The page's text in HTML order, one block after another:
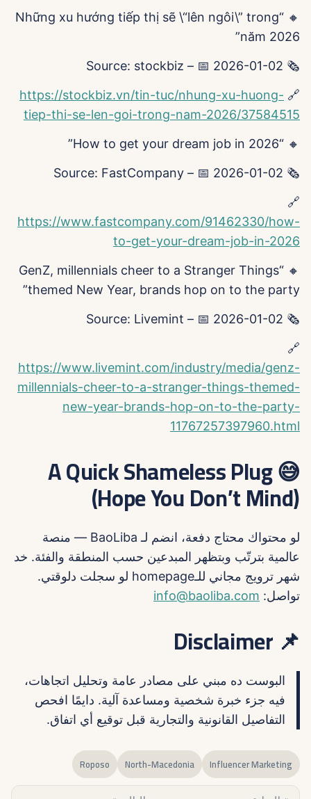
🔸 “Những xu hướng tiếp thị sẽ \“lên ngôi\” trong
năm 2026”
🗞️ Source: stockbiz – 📅 2026-01-02
🔗
https://stockbiz.vn/tin-tuc/nhung-xu-huong-
tiep-thi-se-len-goi-trong-nam-2026/37584515
🔸 “How to get your dream job in 2026”
🗞️ Source: FastCompany – 📅 2026-01-02
🔗
https://www.fastcompany.com/91462330/how-
to-get-your-dream-job-in-2026
🔸 “GenZ, millennials cheer to a Stranger Things
themed New Year, brands hop on to the party”
🗞️ Source: Livemint – 📅 2026-01-02
🔗
https://www.livemint.com/industry/media/genz-
millennials-cheer-to-a-stranger-things-themed-
new-year-brands-hop-on-to-the-party-
11767257397960.html
😅 A Quick Shameless Plug
(Hope You Don’t Mind)
لو محتواك محتاج دفعة، انضم لـ BaoLiba — منصة
عالمية بترتّب وبتظهر المبدعين حسب المنطقة والفئة. خد
شهر ترويج مجاني للـhomepage لو سجلت دلوقتي.
تواصل: info@baoliba.com
📌 Disclaimer
البوست ده مبني على مصادر عامة وتحليل اتجاهات،
فيه جزء خبرة شخصية ومساعدة آلية. دايمًا افحص
التفاصيل القانونية والتجارية قبل توقيع أي اتفاق.
Influencer Marketing
North-Macedonia
Roposo